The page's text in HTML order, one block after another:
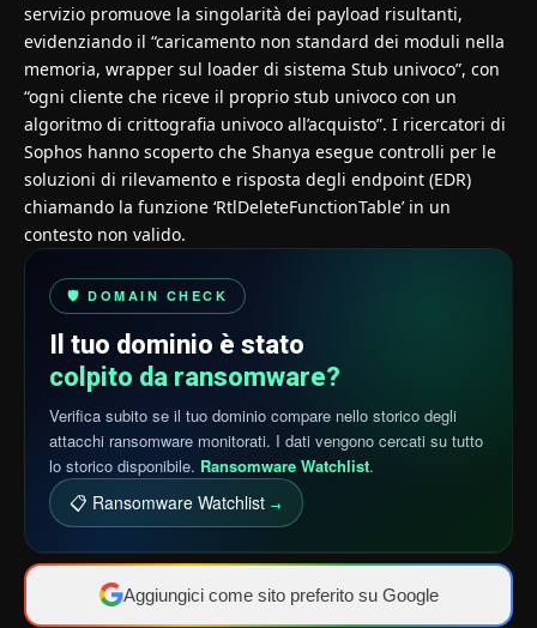
servizio promuove la singolarità dei payload risultanti,
evidenziando il “caricamento non standard dei moduli nella
memoria, wrapper sul loader di sistema Stub univoco”, con
“ogni cliente che riceve il proprio stub univoco con un
algoritmo di crittografia univoco all’acquisto”. I ricercatori di
Sophos hanno scoperto che Shanya esegue controlli per le
soluzioni di rilevamento e risposta degli endpoint (EDR)
chiamando la funzione ‘RtlDeleteFunctionTable’ in un
contesto non valido.
🛡️ DOMAIN CHECK
Il tuo dominio è stato
colpito da ransomware?
Verifica subito se il tuo dominio compare nello storico degli
attacchi ransomware monitorati. I dati vengono cercati su tutto
lo storico disponibile. Ransomware Watchlist.
📋 Ransomware Watchlist →
Aggiungici come sito preferito su Google